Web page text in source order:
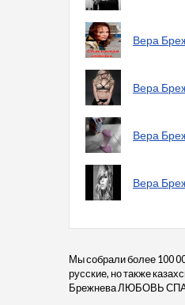
Вера
Вера
Вера
Вера
Мы собрали более 100
русские, но также
Брежнева ЛЮБОВЬ